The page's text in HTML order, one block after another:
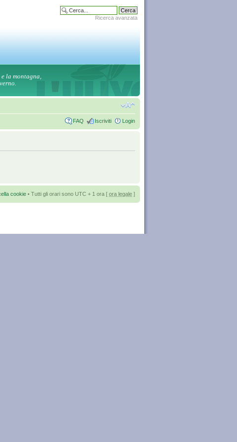
Ricerca avanzata
la montagna,
FAQ Iscriviti Login
cookie • Tutti gli orari sono UTC + 1 ora [ ora legale ]